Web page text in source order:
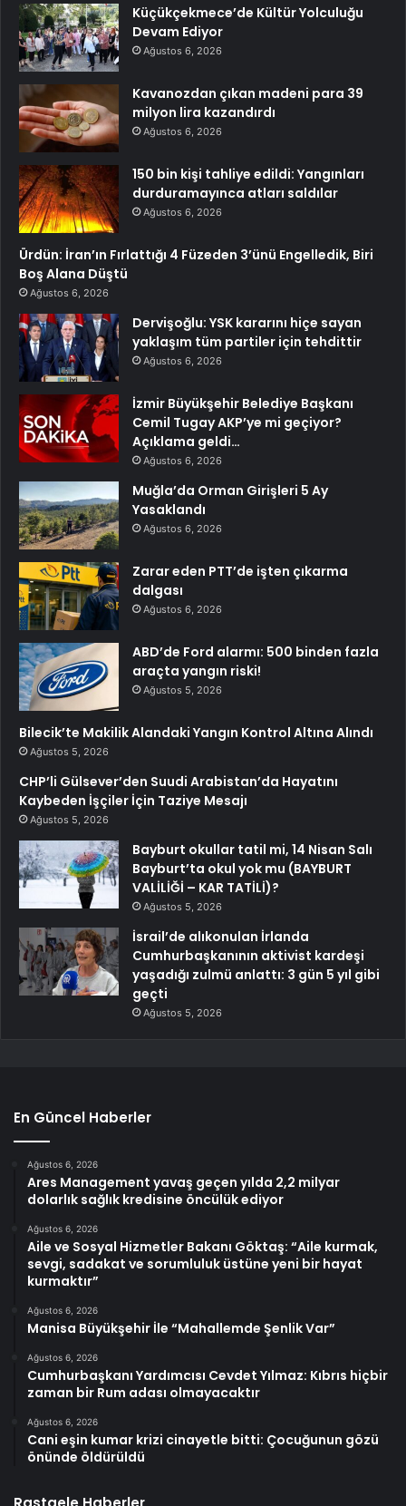
Küçükçekmece’de Kültür Yolculuğu
Devam Ediyor
Ağustos 6, 2026
Kavanozdan çıkan madeni para 39
milyon lira kazandırdı
Ağustos 6, 2026
150 bin kişi tahliye edildi: Yangınları
durduramayınca atları saldılar
Ağustos 6, 2026
Ürdün: İran’ın Fırlattığı 4 Füzeden 3’ünü Engelledik, Biri
Boş Alana Düştü
Ağustos 6, 2026
Dervişoğlu: YSK kararını hiçe sayan
yaklaşım tüm partiler için tehdittir
Ağustos 6, 2026
İzmir Büyükşehir Belediye Başkanı
Cemil Tugay AKP’ye mi geçiyor?
Açıklama geldi…
Ağustos 6, 2026
Muğla’da Orman Girişleri 5 Ay
Yasaklandı
Ağustos 6, 2026
Zarar eden PTT’de işten çıkarma
dalgası
Ağustos 6, 2026
ABD’de Ford alarmı: 500 binden fazla
araçta yangın riski!
Ağustos 5, 2026
Bilecik’te Makilik Alandaki Yangın Kontrol Altına Alındı
Ağustos 5, 2026
CHP’li Gülsever’den Suudi Arabistan’da Hayatını
Kaybeden İşçiler İçin Taziye Mesajı
Ağustos 5, 2026
Bayburt okullar tatil mi, 14 Nisan Salı
Bayburt’ta okul yok mu (BAYBURT
VALİLİĞİ – KAR TATİLİ)?
Ağustos 5, 2026
İsrail’de alıkonulan İrlanda
Cumhurbaşkanının aktivist kardeşi
yaşadığı zulmü anlattı: 3 gün 5 yıl gibi
geçti
Ağustos 5, 2026
En Güncel Haberler
Ağustos 6, 2026
Ares Management yavaş geçen yılda 2,2 milyar
dolarlık sağlık kredisine öncülük ediyor
Ağustos 6, 2026
Aile ve Sosyal Hizmetler Bakanı Göktaş: “Aile kurmak,
sevgi, sadakat ve sorumluluk üstüne yeni bir hayat
kurmaktır”
Ağustos 6, 2026
Manisa Büyükşehir İle “Mahallemde Şenlik Var”
Ağustos 6, 2026
Cumhurbaşkanı Yardımcısı Cevdet Yılmaz: Kıbrıs hiçbir
zaman bir Rum adası olmayacaktır
Ağustos 6, 2026
Cani eşin kumar krizi cinayetle bitti: Çocuğunun gözü
önünde öldürüldü